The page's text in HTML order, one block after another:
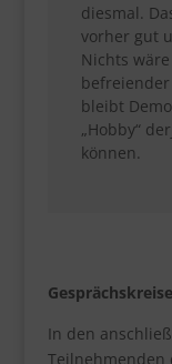
diesmal.
vorher gut
Nichts
bleibt
„Hobby“
können.
In den
Teilnehmenden